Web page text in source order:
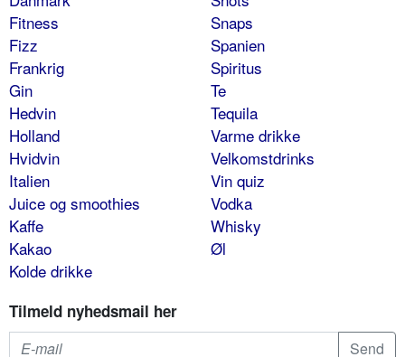
Fitness
Fizz
Frankrig
Gin
Hedvin
Holland
Hvidvin
Italien
Juice og smoothies
Kaffe
Kakao
Kolde drikke
Snaps
Spanien
Spiritus
Te
Tequila
Varme drikke
Velkomstdrinks
Vin quiz
Vodka
Whisky
Øl
Tilmeld nyhedsmail her